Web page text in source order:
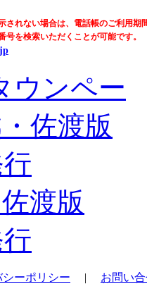
されない場合は、電話帳のご利用期
を検索いただくことが可能です。
渡版
シーポリシー | お問い